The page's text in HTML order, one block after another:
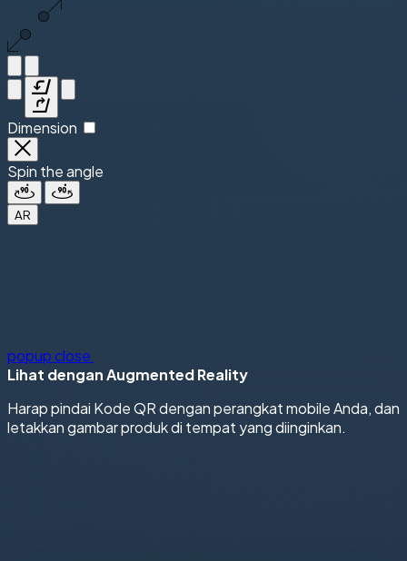
Dimension
Spin the angle
AR
popup close
Lihat dengan Augmented Reality
Harap pindai Kode QR dengan perangkat mobile Anda, dan
letakkan gambar produk di tempat yang diinginkan.